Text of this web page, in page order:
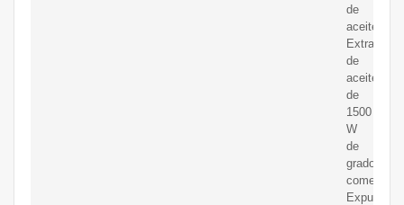
de
aceite
Extractor
de
aceite
de
1500
W
de
grado
comercial
Expulsor